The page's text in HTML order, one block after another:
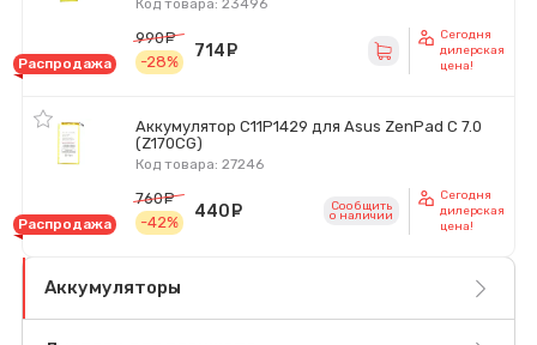
Код товара: 23496
Распродажа
990
-28%
714
Сегодня
дилерская
цена!
Аккумулятор C11P1429 для Asus ZenPad C 7.0
(Z170CG)
Код товара: 27246
Распродажа
760
-42%
440 руб.Сообщить
o наличии
Сегодня
дилерская
цена!
Аккумуляторы